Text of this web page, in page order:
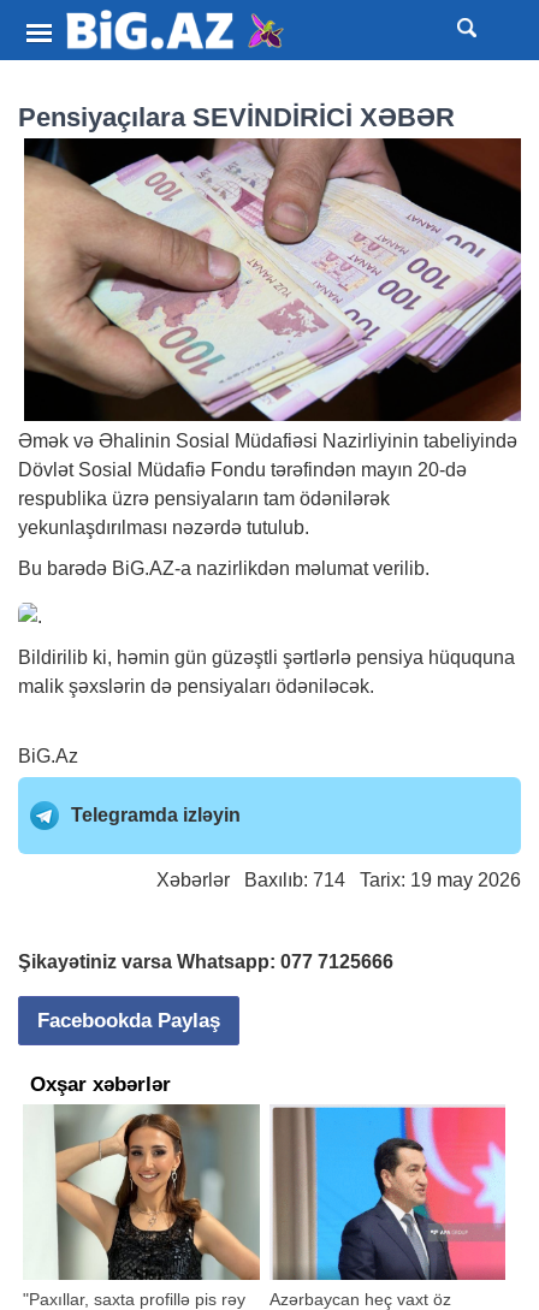
Pensiyaçılara SEVİNDİRİCİ XƏBƏR
Əmək və Əhalinin Sosial Müdafiəsi Nazirliyinin tabeliyində
Dövlət Sosial Müdafiə Fondu tərəfindən mayın 20-də
respublika üzrə pensiyaların tam ödənilərək
yekunlaşdırılması nəzərdə tutulub.
Bu barədə BiG.AZ-a nazirlikdən məlumat verilib.
Bildirilib ki, həmin gün güzəştli şərtlərlə pensiya hüququna
malik şəxslərin də pensiyaları ödəniləcək.
BiG.Az
Telegramda izləyin
Xəbərlər Baxılıb: 714 Tarix: 19 may 2026
Şikayətiniz varsa Whatsapp: 077 7125666
Facebookda Paylaş
Oxşar xəbərlər
"Paxıllar, saxta profillə pis rəy
Azərbaycan heç vaxt öz